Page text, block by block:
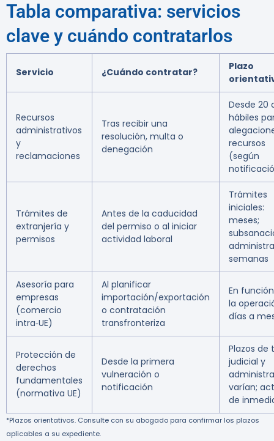
Tabla comparativa: servicios
clave y cuándo contratarlos
Servicio ¿Cuándo contratar?
Plazo
Recursos
administrativos
y
reclamaciones
Tras recibir una
resolución, multa o
denegación
Desde 20
hábiles
recursos
(según
Trámites de
extranjería y
permisos
Antes de la caducidad
del permiso o al iniciar
actividad laboral
Trámites
iniciales:
meses;
semanas
Asesoría para
empresas
(comercio
intra‑UE)
Al planificar
importación/exportación
o contratación
transfronteriza
En
la
días a
Protección de
derechos
fundamentales
(normativa UE)
Desde la primera
vulneración o
notificación
Plazos de
judicial y
varían;
de
*Plazos orientativos. Consulte con su abogado para confirmar los plazos
aplicables a su expediente.